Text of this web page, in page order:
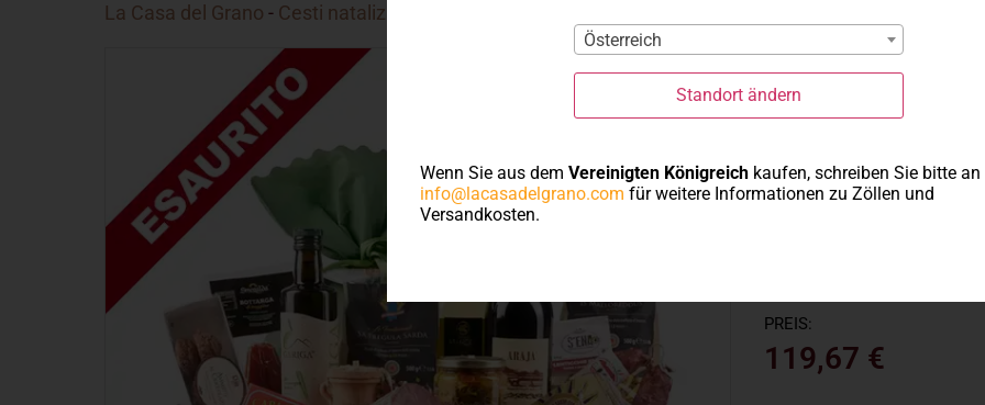
La Casa del Grano - Cesti natalizi
Cesto
PREIS:
119,67 €
Österreich
Standort ändern
Wenn Sie aus dem Vereinigten Königreich kaufen, schreiben Sie bitte an
info@lacasadelgrano.com für weitere Informationen zu Zöllen und
Versandkosten.